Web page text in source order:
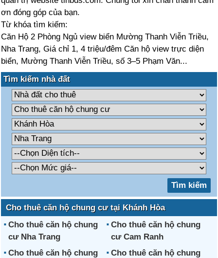
ơn đóng góp của bạn.
Từ khóa tìm kiếm:
Căn Hộ 2 Phòng Ngủ view biển Mường Thanh Viễn Triều,
Nha Trang, Giá chỉ 1, 4 triệu/đêm Căn hộ view trực diện
biển, Mường Thanh Viễn Triều, số 3–5 Phạm Văn...
Tìm kiếm nhà đất
Cho thuê căn hộ chung cư tại Khánh Hòa
Cho thuê căn hộ chung
cư Nha Trang
Cho thuê căn hộ chung
cư Cam Ranh
Cho thuê căn hộ chung
Cho thuê căn hộ chung